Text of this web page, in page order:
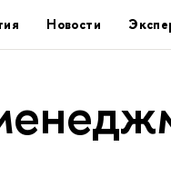
Новости